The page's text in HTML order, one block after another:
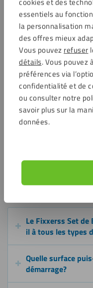
essentiels au
la personnalisation
des offres mieux
Vous pouvez refuser
détails. Vous
préférences via
confidentialité et de
ou consulter notre
savoir plus sur la
données.
est particulièrement
positionnement précis
Convient pour
polycarbonate.
Applicable pour les
présentation et les
Convient également
décoratifs, les cadres
Utile pour les
existantes.
contrôlée avec une
Le Fixxerss Set
il à tous les types
Quelle surface
démarrage?